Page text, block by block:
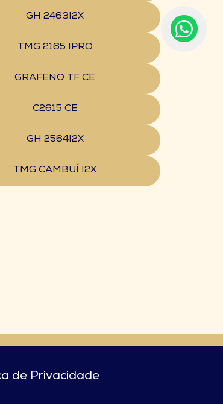
GH 2463I2X
TMG 2165 IPRO
GRAFENO TF CE
C2615 CE
GH 2564I2X
TMG CAMBUÍ I2X
de Privacidade